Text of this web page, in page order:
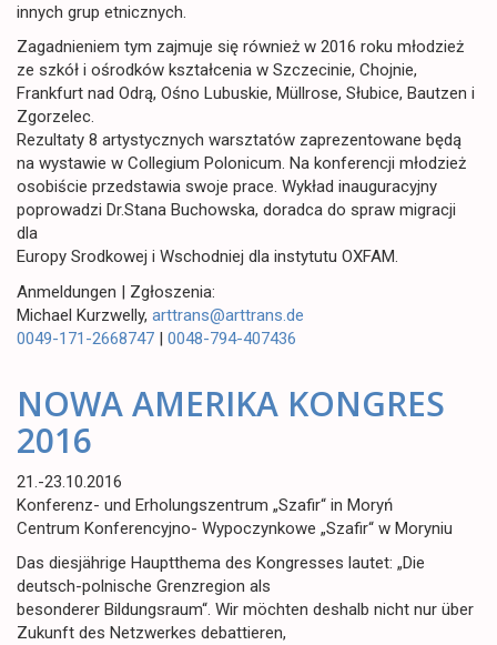
innych grup etnicznych.
Zagadnieniem tym zajmuje się również w 2016 roku młodzież
ze szkół i ośrodków kształcenia w Szczecinie, Chojnie,
Frankfurt nad Odrą, Ośno Lubuskie, Müllrose, Słubice, Bautzen i
Zgorzelec.
Rezultaty 8 artystycznych warsztatów zaprezentowane będą
na wystawie w Collegium Polonicum. Na konferencji młodzież
osobiście przedstawia swoje prace. Wykład inauguracyjny
poprowadzi Dr.Stana Buchowska, doradca do spraw migracji
dla
Europy Srodkowej i Wschodniej dla instytutu OXFAM.
Anmeldungen | Zgłoszenia:
Michael Kurzwelly, arttrans@arttrans.de
0049-171-2668747 | 0048-794-407436
NOWA AMERIKA KONGRES
2016
21.-23.10.2016
Konferenz- und Erholungszentrum „Szafir“ in Moryń
Centrum Konferencyjno- Wypoczynkowe „Szafir“ w Moryniu
Das diesjährige Hauptthema des Kongresses lautet: „Die
deutsch-polnische Grenzregion als
besonderer Bildungsraum“. Wir möchten deshalb nicht nur über
Zukunft des Netzwerkes debattieren,